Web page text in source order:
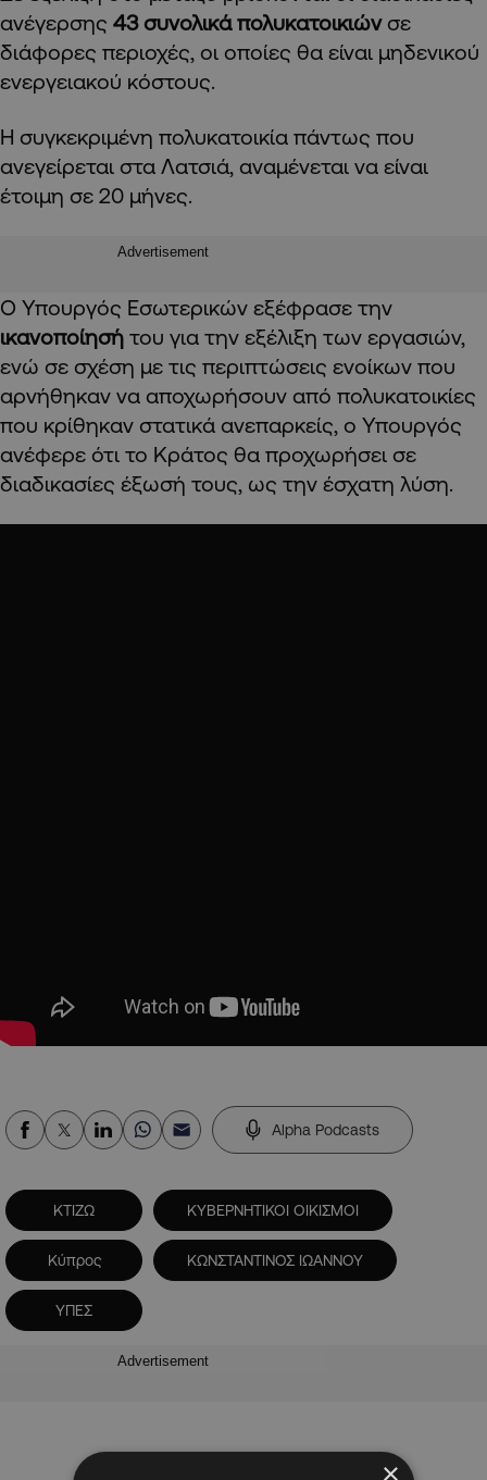
ανέγερσης 43 συνολικά πολυκατοικιών σε
διάφορες περιοχές, οι οποίες θα είναι μηδενικού
ενεργειακού κόστους.
Η συγκεκριμένη πολυκατοικία πάντως που
ανεγείρεται στα Λατσιά, αναμένεται να είναι
έτοιμη σε 20 μήνες.
Advertisement
Ο Υπουργός Εσωτερικών εξέφρασε την
ικανοποίησή του για την εξέλιξη των εργασιών,
ενώ σε σχέση με τις περιπτώσεις ενοίκων που
αρνήθηκαν να αποχωρήσουν από πολυκατοικίες
που κρίθηκαν στατικά ανεπαρκείς, ο Υπουργός
ανέφερε ότι το Κράτος θα προχωρήσει σε
διαδικασίες έξωσή τους, ως την έσχατη λύση.
Alpha Podcasts
ΚΤΙΖΩ ΚΥΒΕΡΝΗΤΙΚΟΙ ΟΙΚΙΣΜΟΙ
Κύπρος ΚΩΝΣΤΑΝΤΙΝΟΣ ΙΩΑΝΝΟΥ
ΥΠΕΣ
Advertisement